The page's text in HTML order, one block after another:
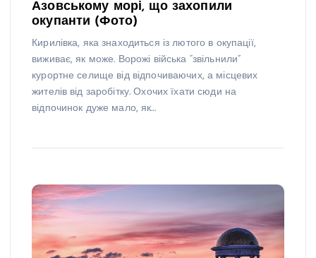
Азовському морі, що захопили
окупанти (Фото)
Кирилівка, яка знаходиться із лютого в окупації,
виживає, як може. Ворожі війська “звільнили”
курортне селище від відпочиваючих, а місцевих
жителів від заробітку. Охочих їхати сюди на
відпочинок дуже мало, як…